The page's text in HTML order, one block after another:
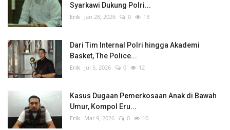
Syarkawi Dukung Polri...
Erik Jan 28, 2026 0 13
Dari Tim Internal Polri hingga Akademi
Basket, The Police...
Erik Jul 5, 2026 0 12
Kasus Dugaan Pemerkosaan Anak di Bawah
Umur, Kompol Eru...
Erik Mar 9, 2026 0 10